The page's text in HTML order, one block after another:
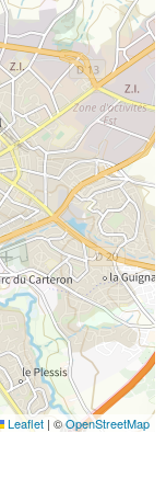
Leaflet | ©OpenStreetMap